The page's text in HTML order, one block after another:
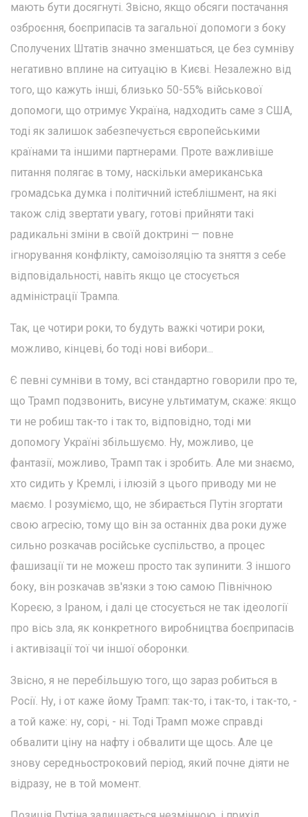
мають бути досягнуті. Звісно, якщо обсяги постачання
озброєння, боєприпасів та загальної допомоги з боку
Сполучених Штатів значно зменшаться, це без сумніву
негативно вплине на ситуацію в Києві. Незалежно від
того, що кажуть інші, близько 50-55% військової
допомоги, що отримує Україна, надходить саме з США,
тоді як залишок забезпечується європейськими
країнами та іншими партнерами. Проте важливіше
питання полягає в тому, наскільки американська
громадська думка і політичний істеблішмент, на які
також слід звертати увагу, готові прийняти такі
радикальні зміни в своїй доктрині — повне
ігнорування конфлікту, самоізоляцію та зняття з себе
відповідальності, навіть якщо це стосується
адміністрації Трампа.
Так, це чотири роки, то будуть важкі чотири роки,
можливо, кінцеві, бо тоді нові вибори...
Є певні сумніви в тому, всі стандартно говорили про те,
що Трамп подзвонить, висуне ультиматум, скаже: якщо
ти не робиш так-то і так то, відповідно, тоді ми
допомогу Україні збільшуємо. Ну, можливо, це
фантазії, можливо, Трамп так і зробить. Але ми знаємо,
хто сидить у Кремлі, і ілюзій з цього приводу ми не
маємо. І розуміємо, що, не збирається Путін згортати
свою агресію, тому що він за останніх два роки дуже
сильно розкачав російське суспільство, а процес
фашизації ти не можеш просто так зупинити. З іншого
боку, він розкачав зв'язки з тою самою Північною
Кореєю, з Іраном, і далі це стосується не так ідеології
про вісь зла, як конкретного виробництва боєприпасів
і активізації тої чи іншої оборонки.
Звісно, я не перебільшую того, що зараз робиться в
Росії. Ну, і от каже йому Трамп: так-то, і так-то, і так-то, -
а той каже: ну, сорі, - ні. Тоді Трамп може справді
обвалити ціну на нафту і обвалити ще щось. Але це
знову середньостроковий період, який почне діяти не
відразу, не в той момент.